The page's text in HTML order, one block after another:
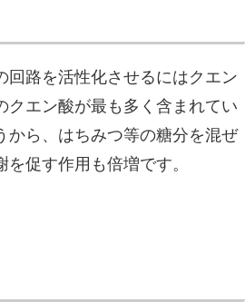
回路を活性化させるにはクエン
クエン酸が最も多く含まれてい
から、はちみつ等の糖分を混ぜ
促す作用も倍増です。